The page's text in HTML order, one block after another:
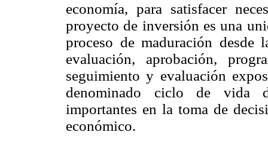
economía, para satisfacer
proyecto de inversión es una
proceso de maduración
evaluación, aprobación,
seguimiento y evaluación
denominado ciclo de vida
importantes en la toma de
económico.